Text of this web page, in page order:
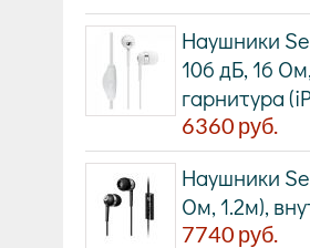
Наушники
106 дБ, 16
гарнитура
6360 руб.
Наушники
Ом, 1.2м),
7740 руб.